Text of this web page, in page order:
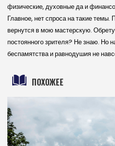
физиче­ские, духовные да и
Главное, нет спроса на такие темы.
вернутся в мою мастерскую.
постоянного зрителя? Не знаю. Но
беспамятства и равнодушия не
ПОХОЖЕЕ